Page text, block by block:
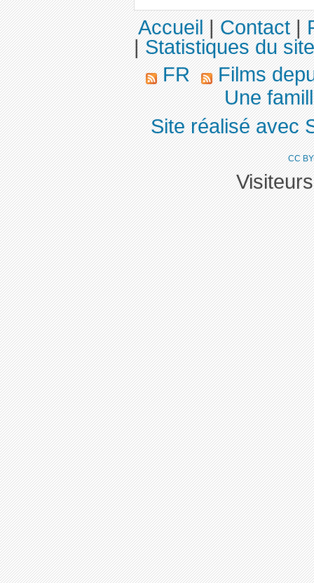
Accueil|Contact|
|Statistiques du site
FR
Films
Une
Site réalisé avec
CC